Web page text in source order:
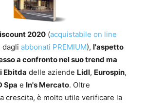
2020 (acquistabile on line
dagli abbonati PREMIUM), l'aspetto
a confronto nel suo trend ma
Ebitda delle aziende Lidl, Eurospin,
Spa e In's Mercato. Oltre
crescita, è molto utile verificare la